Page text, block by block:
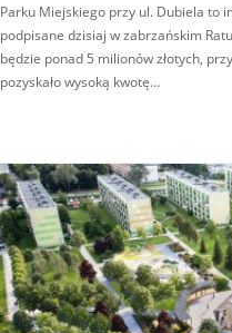
Parku Miejskiego przy ul. Dubiela to
podpisane dzisiaj w zabrzańskim
będzie ponad 5 milionów złotych,
pozyskało wysoką kwotę…